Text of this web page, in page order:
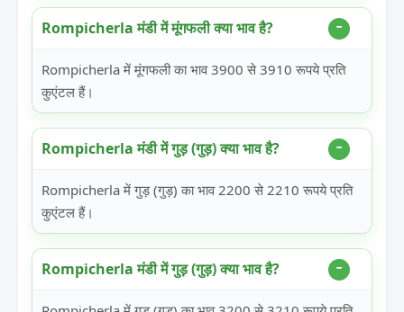
Rompicherla मंडी में मूंगफली क्या भाव है?
Rompicherla में मूंगफली का भाव 3900 से 3910 रूपये प्रति
कुएंटल हैं।
Rompicherla मंडी में गुड़ (गुड़) क्या भाव है?
Rompicherla में गुड़ (गुड़) का भाव 2200 से 2210 रूपये प्रति
कुएंटल हैं।
Rompicherla मंडी में गुड़ (गुड़) क्या भाव है?